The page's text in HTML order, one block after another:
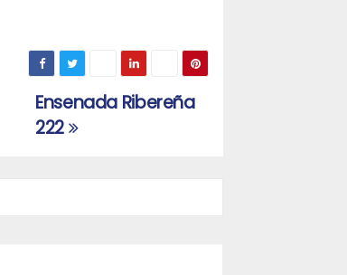
Ensenada Ribereña
222